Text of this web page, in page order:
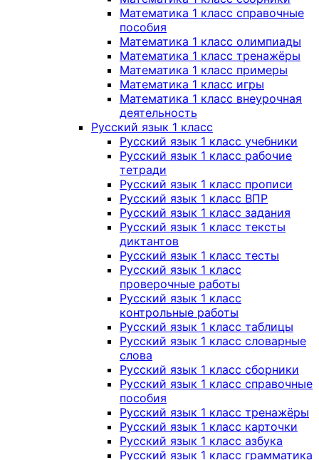
Математика 1 класс справочные
пособия
Математика 1 класс олимпиады
Математика 1 класс тренажёры
Математика 1 класс примеры
Математика 1 класс игры
Математика 1 класс внеурочная
деятельность
Русский язык 1 класс
Русский язык 1 класс учебники
Русский язык 1 класс рабочие
тетради
Русский язык 1 класс прописи
Русский язык 1 класс ВПР
Русский язык 1 класс задания
Русский язык 1 класс тексты
диктантов
Русский язык 1 класс тесты
Русский язык 1 класс
проверочные работы
Русский язык 1 класс
контрольные работы
Русский язык 1 класс таблицы
Русский язык 1 класс словарные
слова
Русский язык 1 класс сборники
Русский язык 1 класс справочные
пособия
Русский язык 1 класс тренажёры
Русский язык 1 класс карточки
Русский язык 1 класс азбука
Русский язык 1 класс грамматика